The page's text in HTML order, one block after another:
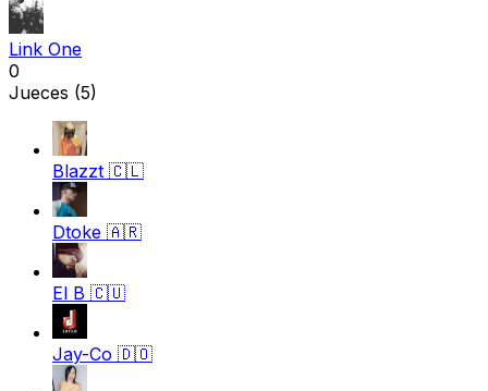
Link One
0
Jueces (5)
Blazzt 🇨🇱
Dtoke 🇦🇷
El B 🇨🇺
Jay-Co 🇩🇴